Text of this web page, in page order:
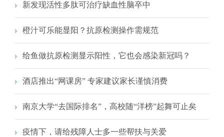
新发现活性多肽可治疗缺血性脑卒中
橙汁可乐能显阳？抗原检测操作需规范
给鱼做抗原检测显示阳性，它也会感染新冠吗？
酒店推出“网课房” 专家建议家长谨慎消费
南京大学“去国际排名”，高校随“洋榜”起舞可止矣
疫情下，请给残障人士多一些帮扶与关爱